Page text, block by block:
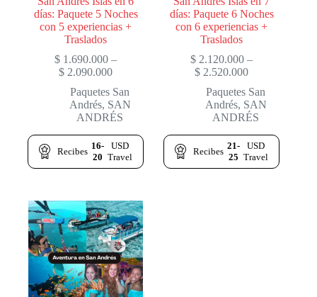
días: Paquete 5 Noches
con 5 experiencias +
Traslados
$ 1.690.000 –
$ 2.090.000Price
$ 1.690.000
through
$ 2.090.000
Paquetes San
Andrés, SAN
ANDRÉS
Recibes
16-
20
USD
Travel
días: Paquete 6 Noches
con 6 experiencias +
Traslados
$ 2.120.000 –
$ 2.520.000Price
$ 2.120.000
through
$ 2.520.000
Paquetes San
Andrés, SAN
ANDRÉS
Recibes
21-
25
USD
Travel